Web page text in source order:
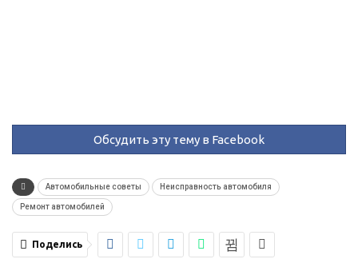
Обсудить эту тему в Facebook
Автомобильные советы Неисправность автомобиля
Ремонт автомобилей
Поделись